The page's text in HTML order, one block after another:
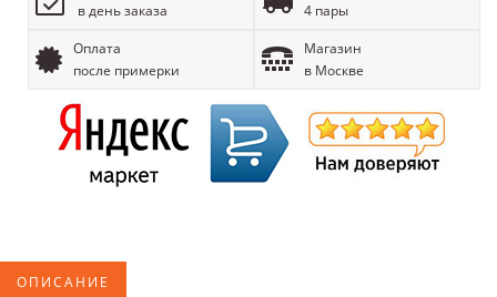
в день заказа
4 пары
Оплата
после примерки
Магазин
в Москве
ОПИСАНИЕ